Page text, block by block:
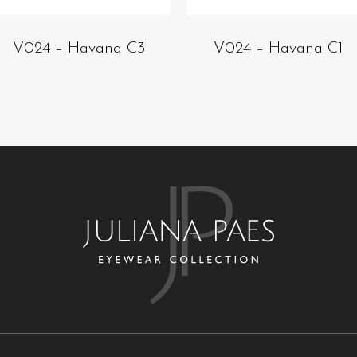
V024 – Havana C3 V024 – Havana C1